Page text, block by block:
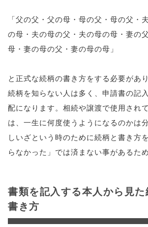
「父の父・父の母・母の父・母の父・
の母・夫の母の父・夫の母の母・妻の
母・妻の母の父・妻の母の母」
と正式な続柄の書き方をする必要があ
続柄を知らない人は多く、申請書の記
配になります。相続や譲渡で使用され
は、一生に何度使うようになるのかは
しいざという時のために続柄と書き方
らなかった」では済まない事があるた
書類を記入する本人から見
書き方